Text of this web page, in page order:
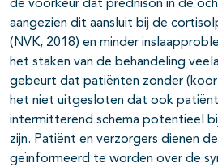
de voorkeur dat prednison in de
aangezien dit aansluit bij de
(NVK, 2018) en minder
het staken van de behandeling
gebeurt dat patiënten zonder
het niet uitgesloten dat ook
intermitterend schema potentieel
zijn. Patiënt en verzorgers dienen
geïnformeerd te worden over de